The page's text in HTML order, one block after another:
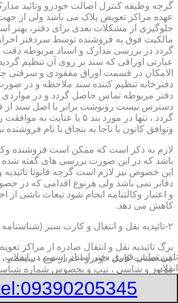
عهده مراکز تعویض پلاک می باشد ولی از
جلوگیری از مشکلات بعدی برای دفتر، بهتر
مالکیت فوق به فروشنده توسط سردفتر
گردد در بررسی مدارک و اسناد مربوطه دقت
عبارتی اوراقی که سند بر روی آن تنظیم
الامکان در قسمت اوراق مفقودی و سرقتی
دفترخانه تنظیم کننده سند ملاحظه و در
دفتر مربوطه تماس حاصل گردد و در
دسترس نیست رونوشت برابر با اصل سند از
گردد ، تنها در مورد بند ۵ با
وتوافق کانون با ناجا به بنچاق با نام
لازم به ذکر است که ممکن است فروشنده
باشد که در این صورت بررسی های گفته
این خصوص نیز لازم است گرچه قانونا تائیدیه
دفاتر نمی باشد ولی هرنوع اقدامی که در
و اعتبار وکالتنامه انجام شود تبعات ناشی از
کاهش می دهد.
۲-تائیدیه نقل و انتقال و کارت سبز (شناسنامه مالکیت)
برگ تائیدیه نقل و انتقال صادره از مراکز
مشخصات کامل خودرو اعم از نوع ، سیستم ،
صدر صفحه و مشخصات فروشنده و خریدار
سجلی و شماره ملی و کدپستی و آدرس و
تلفن تماس فوری دفتر اسناد رسمی در
انقلاب